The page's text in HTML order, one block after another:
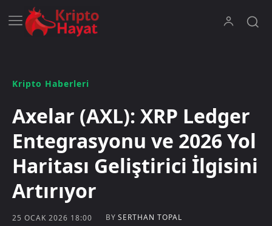
Kripto Haberleri
Axelar (AXL): XRP Ledger
Entegrasyonu ve 2026 Yol
Haritası Geliştirici İlgisini
Artırıyor
25 OCAK 2026 18:00 BY SERTHAN TOPAL